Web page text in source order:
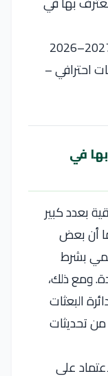
احترافي –
في
بعدد كبير
أن بعض
بشرط
ومع ذلك،
البعثات
من تحديثات
على